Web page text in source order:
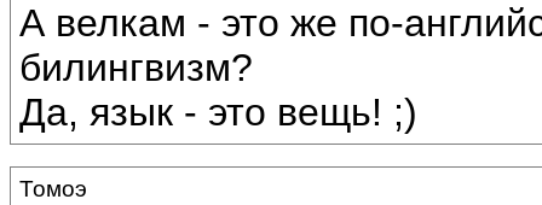
А велкам - это же по-
билингвизм?
Да, язык - это вещь! ;)
Томоэ